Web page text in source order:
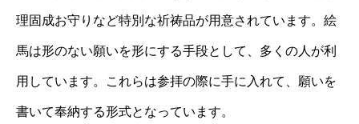
理固成お守りなど特別な祈祷品が用意されています。絵
馬は形のない願いを形にする手段として、多くの人が利
用しています。これらは参拝の際に手に入れて、願いを
書いて奉納する形式となっています。